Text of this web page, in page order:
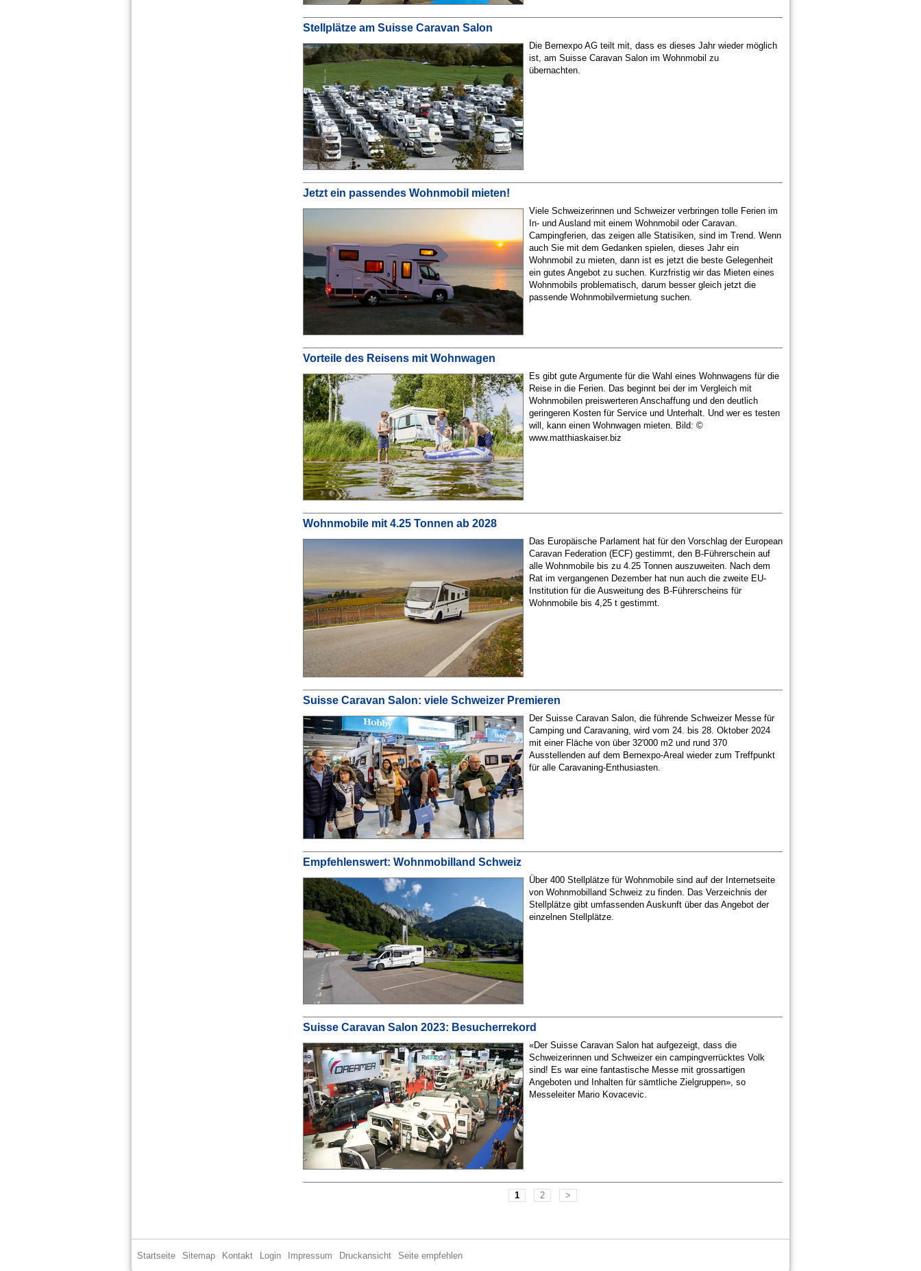
Stellplätze am Suisse Caravan Salon
Die Bernexpo AG teilt mit, dass es dieses Jahr wieder möglich
ist, am Suisse Caravan Salon im Wohnmobil zu
übernachten.
Jetzt ein passendes Wohnmobil mieten!
Viele Schweizerinnen und Schweizer verbringen tolle Ferien im
In- und Ausland mit einem Wohnmobil oder Caravan.
Campingferien, das zeigen alle Statisiken, sind im Trend. Wenn
auch Sie mit dem Gedanken spielen, dieses Jahr ein
Wohnmobil zu mieten, dann ist es jetzt die beste Gelegenheit
ein gutes Angebot zu suchen. Kurzfristig wir das Mieten eines
Wohnmobils problematisch, darum besser gleich jetzt die
passende Wohnmobilvermietung suchen.
Vorteile des Reisens mit Wohnwagen
Es gibt gute Argumente für die Wahl eines Wohnwagens für die
Reise in die Ferien. Das beginnt bei der im Vergleich mit
Wohnmobilen preiswerteren Anschaffung und den deutlich
geringeren Kosten für Service und Unterhalt. Und wer es testen
will, kann einen Wohnwagen mieten. Bild: ©
www.matthiaskaiser.biz
Wohnmobile mit 4.25 Tonnen ab 2028
Das Europäische Parlament hat für den Vorschlag der European
Caravan Federation (ECF) gestimmt, den B-Führerschein auf
alle Wohnmobile bis zu 4.25 Tonnen auszuweiten. Nach dem
Rat im vergangenen Dezember hat nun auch die zweite EU-
Institution für die Ausweitung des B-Führerscheins für
Wohnmobile bis 4,25 t gestimmt.
Suisse Caravan Salon: viele Schweizer Premieren
Der Suisse Caravan Salon, die führende Schweizer Messe für
Camping und Caravaning, wird vom 24. bis 28. Oktober 2024
mit einer Fläche von über 32'000 m2 und rund 370
Ausstellenden auf dem Bernexpo-Areal wieder zum Treffpunkt
für alle Caravaning-Enthusiasten.
Empfehlenswert: Wohnmobilland Schweiz
Über 400 Stellplätze für Wohnmobile sind auf der Internetseite
von Wohnmobilland Schweiz zu finden. Das Verzeichnis der
Stellplätze gibt umfassenden Auskunft über das Angebot der
einzelnen Stellplätze.
Suisse Caravan Salon 2023: Besucherrekord
«Der Suisse Caravan Salon hat aufgezeigt, dass die
Schweizerinnen und Schweizer ein campingverrücktes Volk
sind! Es war eine fantastische Messe mit grossartigen
Angeboten und Inhalten für sämtliche Zielgruppen», so
Messeleiter Mario Kovacevic.
1 2 >
Startseite Sitemap Kontakt Login Impressum Druckansicht Seite empfehlen